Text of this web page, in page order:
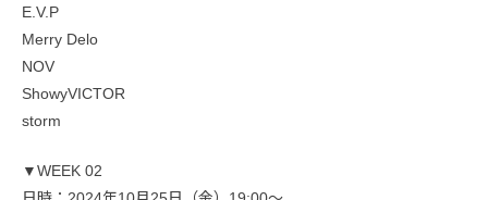
E.V.P
Merry Delo
NOV
ShowyVICTOR
storm
▼WEEK 02